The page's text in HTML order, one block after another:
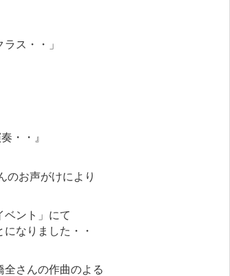
ス・・」
・・』
のお声がけにより
ベント」にて
なりました・・
全さんの作曲のよる